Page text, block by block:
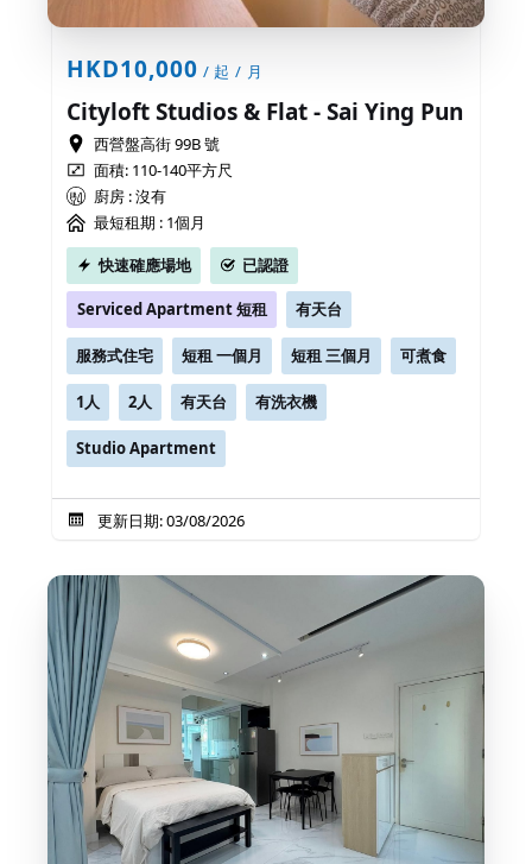
HKD10,000 / 起 / 月
Cityloft Studios & Flat - Sai Ying Pun
西營盤高街 99B 號
面積: 110-140平方尺
廚房 : 沒有
最短租期 : 1個月
快速確應場地
已認證
Serviced Apartment 短租 有天台
服務式住宅 短租 一個月 短租 三個月 可煮食
1人 2人 有天台 有洗衣機
Studio Apartment
更新日期: 03/08/2026